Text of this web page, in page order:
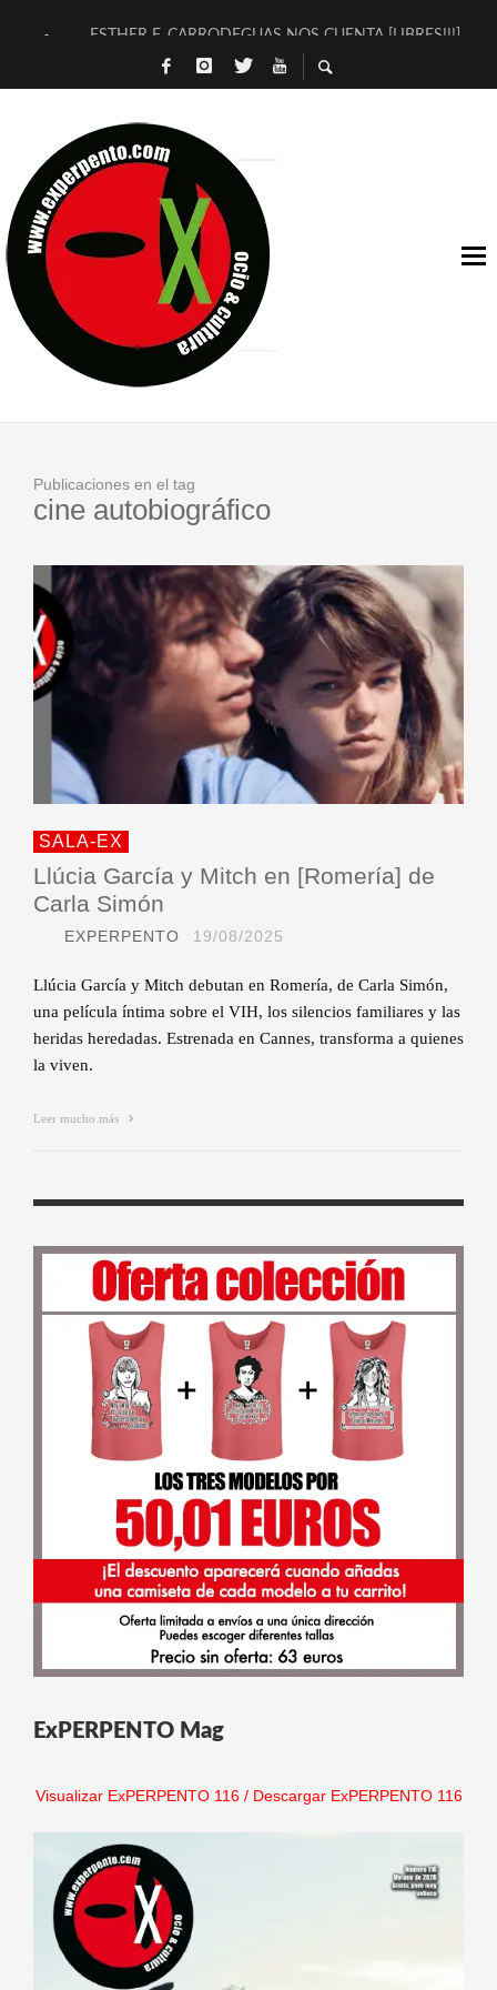
ESTHER F. CARRODEGUAS NOS CUENTA [LIBRES!!!]
[TERRA DE GUAPES] DE SANDRA MONFORT
TIMBRE 4, LA ESCUELA DEL DIRECTOR TEATRAL CLAUDIO
30 AÑOS (NO ES NADA) DE LA KATARSIS DEL TOMATAZO
MILITARES JUDÍAS EN #EXVITA
D’BALDOMEROS REINVENTAN [BITÁCORA 3.0] EN EXVITA
MARSHALL FLASH PRESENTA EN EXVITA [RELATIVA
JOFRE BARDAGÍ EN EXVITA INTERPRETANDO A SERRAT
Publicaciones en el tag
cine autobiográfico
SALA-EX
Llúcia García y Mitch en [Romería] de
Carla Simón
EXPERPENTO 19/08/2025
Llúcia García y Mitch debutan en Romería, de Carla Simón,
una película íntima sobre el VIH, los silencios familiares y las
heridas heredadas. Estrenada en Cannes, transforma a quienes
la viven.
Leer mucho más
ExPERPENTO Mag
Visualizar ExPERPENTO 116/ Descargar ExPERPENTO 116